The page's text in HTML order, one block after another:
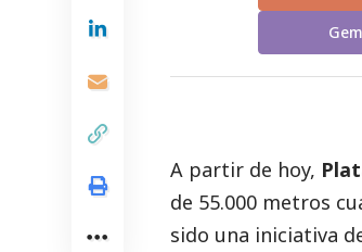
A partir de hoy,
de 55.000 metros
sido una iniciativa